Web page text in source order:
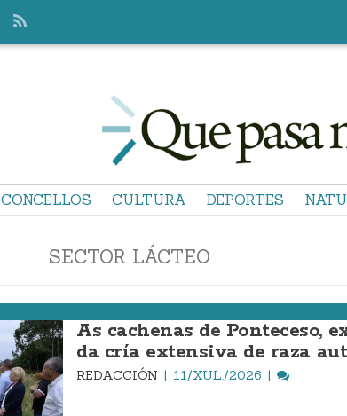
CONCELLOS CULTURA DEPORTES
SECTOR LÁCTEO
As cachenas de Ponteceso,
da cría extensiva de raza
REDACCIÓN 11/XUL./2026